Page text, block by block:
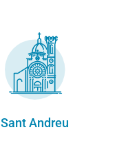
Sant Andreu